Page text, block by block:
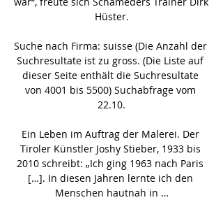
Hüster.
Suche nach Firma: suisse (Die Anzahl der
Suchresultate ist zu gross. (Die Liste auf
dieser Seite enthält die Suchresultate
von 4001 bis 5500) Suchabfrage vom
22.10.
Ein Leben im Auftrag der Malerei. Der
Tiroler Künstler Joshy Stieber, 1933 bis
2010 schreibt: „Ich ging 1963 nach Paris
[…]. In diesen Jahren lernte ich den
Menschen hautnah in …